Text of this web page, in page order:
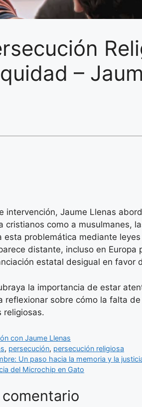
–
intervención, Jaume Llenas
cristianos como a musulmanes,
esta problemática mediante
distante, incluso en
estatal desigual en favor
la importancia de estar
reflexionar sobre cómo la falta
religiosas.
con Jaume Llenas
, persecución, persecución religiosa
Un paso hacia la memoria y la
del Microchip en Gato